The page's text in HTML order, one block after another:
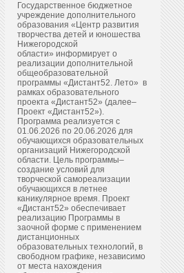
Государственное бюджетное
учреждение дополнительного
образования «Центр развития
творчества детей и юношества
Нижегородской
области» информирует о
реализации дополнительной
общеобразовательной
программы «Дистант52. Лето» в
рамках образовательного
проекта «Дистант52» (далее–
Проект «Дистант52»).
Программа реализуется с
01.06.2026 по 20.06.2026 для
обучающихся образовательных
организаций Нижегородской
области. Цель программы–
создание условий для
творческой самореализации
обучающихся в летнее
каникулярное время. Проект
«Дистант52» обеспечивает
реализацию Программы в
заочной форме с применением
дистанционных
образовательных технологий, в
свободном графике, независимо
от места нахождения